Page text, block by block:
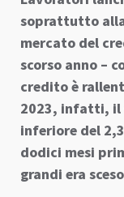
soprattutto
mercato del
scorso anno –
credito è
2023, infatti, il
inferiore del
dodici mesi
grandi era